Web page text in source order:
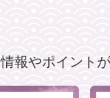
報やポイント